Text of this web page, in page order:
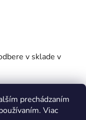
prechádzaním
Viac
v sklade v